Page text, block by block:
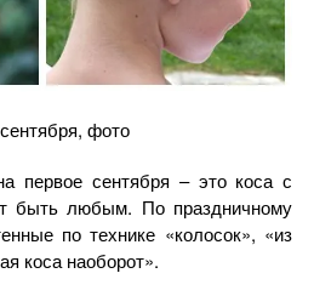
фото
первое сентября – это коса с
быть любым. По праздничному
по технике «колосок», «из
коса наоборот».